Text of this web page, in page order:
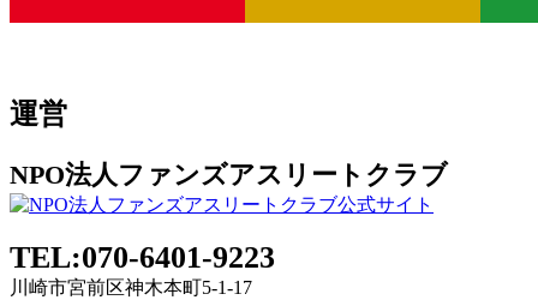
運営
NPO法人ファンズアスリートクラブ
TEL:070-6401-9223
川崎市宮前区神木本町5-1-17